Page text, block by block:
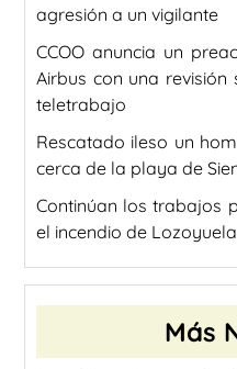
agresión a un vigilante
CCOO anuncia un
Airbus con una
teletrabajo
Rescatado ileso un
cerca de la playa de
Continúan los trabajos
el incendio de
Más